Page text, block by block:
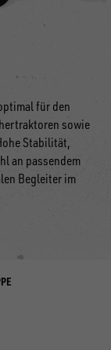
für den
sowie
Stabilität,
an passendem
Begleiter im